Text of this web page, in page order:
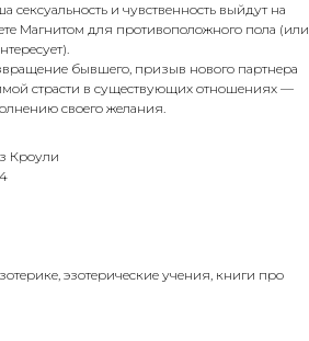
сексуальность и чувственность выйдут на
Магнитом для противоположного пола (или
бывшего, призыв нового партнера
страсти в существующих отношениях —
своего желания.
Кроули
эзотерические учения, книги про